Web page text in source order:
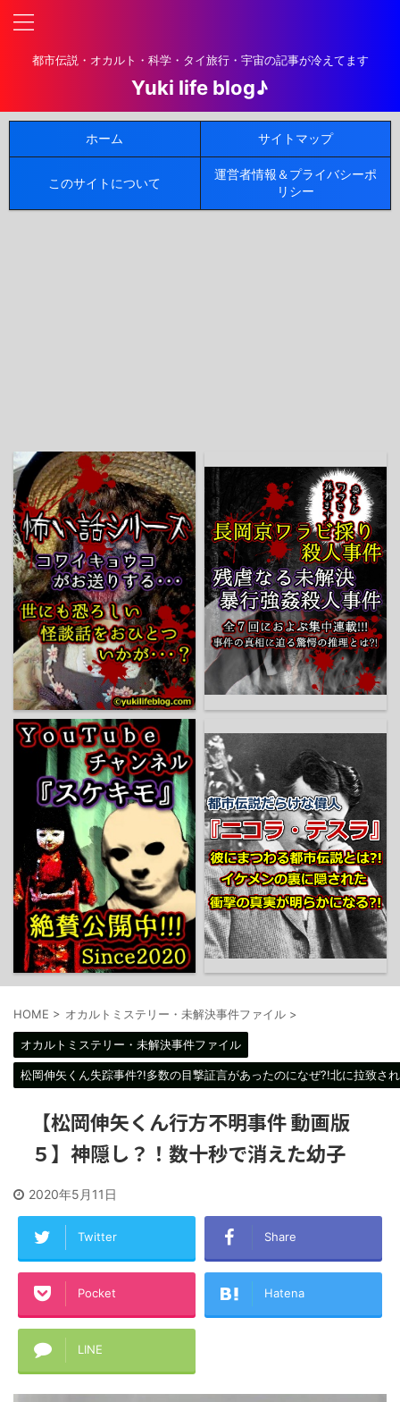
都市伝説・オカルト・科学・タイ旅行・宇宙の記事が冷えてます
Yuki life blog♪
ホーム サイトマップ
このサイトについて
運営者情報＆プライバシーポ
リシー
HOME > オカルトミステリー・未解決事件ファイル >
オカルトミステリー・未解決事件ファイル
松岡伸矢くん失踪事件?!多数の目撃証言があったのになぜ?!北に拉致さ
【松岡伸矢くん行方不明事件 動画版
５】神隠し？！数十秒で消えた幼子
2020年5月11日
Twitter Share
Pocket Hatena
LINE